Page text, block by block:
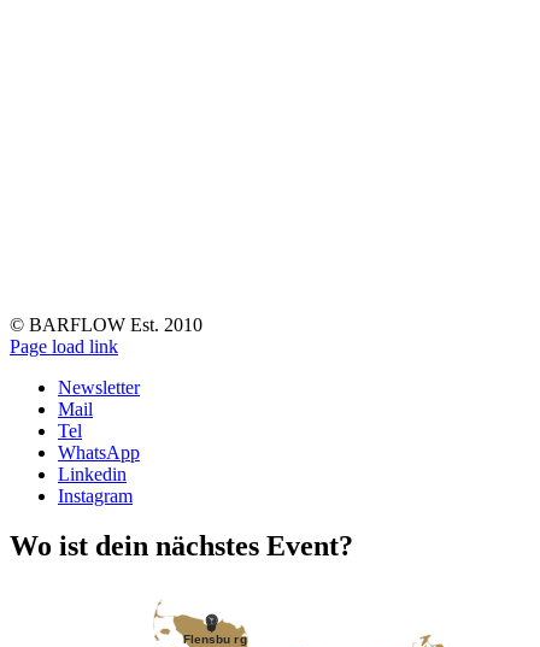
© BARFLOW Est. 2010
Facebook
Instagram
YouTube
Tiktok
LinkedIn
Page load link
Newsletter
Mail
Tel
WhatsApp
Linkedin
Instagram
Wo ist dein nächstes Event?
Flensbu rg